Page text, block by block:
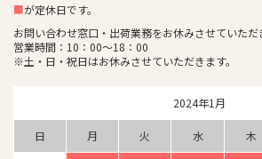
■が定休日です。
お問い合わせ窓口・出荷業務をお休みさせていただ
営業時間：10：00～18：00
※土・日・祝日はお休みさせていただきます。
2024年1月
日 月 火 水 木